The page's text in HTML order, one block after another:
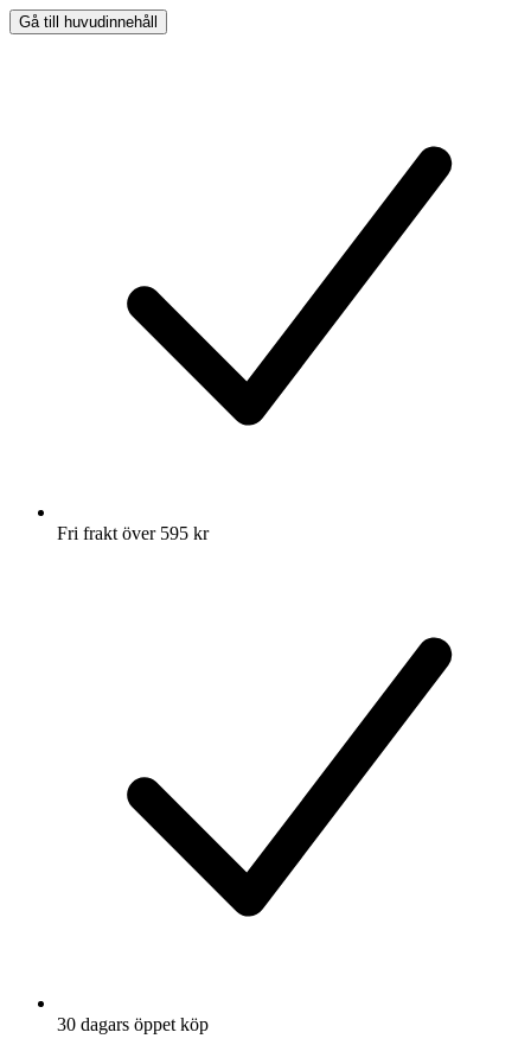
Gå till huvudinnehåll
Fri frakt över 595 kr
30 dagars öppet köp